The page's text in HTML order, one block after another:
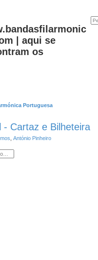
| aqui se
os
Portuguesa
- Cartaz e Bilheteira
António Pinheiro